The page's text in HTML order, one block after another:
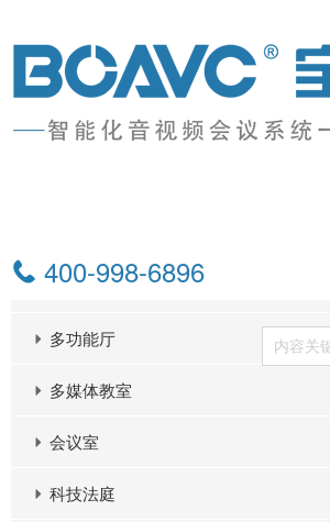
400-998-6896
报告厅
多功能厅
多媒体教室
会议室
科技法庭